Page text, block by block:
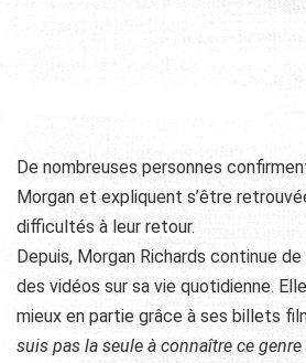
De nombreuses personnes
Morgan et expliquent s’être
difficultés à leur retour.
Depuis, Morgan Richards continue
des vidéos sur sa vie quotidienne.
mieux en partie grâce à ses billets
suis pas la seule à connaître ce